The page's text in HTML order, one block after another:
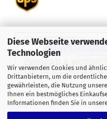
Diese Webseite
Technologien
Wir verwenden Cookies und
Drittanbietern, um die
gewährleisten, die Nutzung
Ihnen ein bestmögliches
Informationen finden Sie in
Alle Preise verstehen
Mehrwertsteuer, zzgl.